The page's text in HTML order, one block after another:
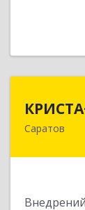
Саратов
Внедрений